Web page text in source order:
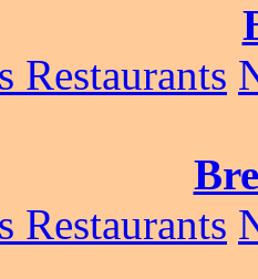
Restaurants
Restaurants